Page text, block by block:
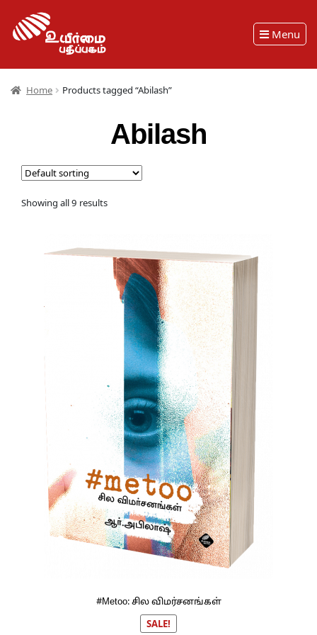
Menu
Home Products tagged “Abilash”
Abilash
Showing all 9 results
#Metoo: சில விமர்சனங்கள்
SALE!